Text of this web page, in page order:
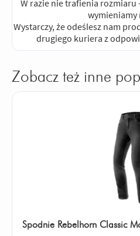
W razie nie trafienia
wymieniamy
Wystarczy, że odeślesz nam
drugiego kuriera z
Zobacz też inne
Spodnie Rebelhorn Classic